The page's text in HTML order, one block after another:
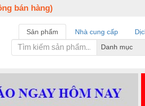
bán hàng)
Sản phẩm Nhà cung cấp
Danh mục